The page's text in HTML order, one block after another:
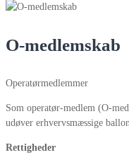
O-medlemskab
Operatørmedlemmer
Som operatør-medlem (O-
udøver erhvervsmæssige
Rettigheder